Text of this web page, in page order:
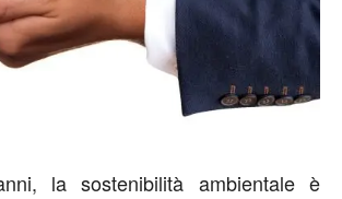
la sostenibilità ambientale è